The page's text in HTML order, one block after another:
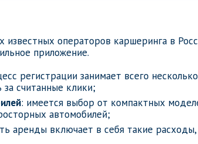
операторов каршеринга в
приложение.
регистрации занимает всего
считанные клики;
: имеется выбор от компактных
автомобилей;
аренды включает в себя такие